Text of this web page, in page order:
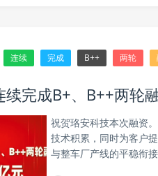
连续 完成 B++ 两轮
续完成B+、B++两轮
祝贺珞安科技本次融资
技术积累，同时为客户
与整车厂产线的平稳衔接